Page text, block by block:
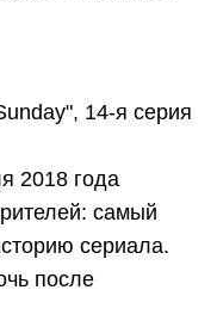
14-я серия
2018 года
самый
сериала.
после